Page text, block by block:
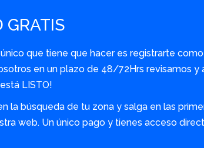
GRATIS
que tiene que hacer es registrarte
en un plazo de 48/72Hrs revisamos y
LISTO!
la búsqueda de tu zona y salga en las
web. Un único pago y tienes acceso